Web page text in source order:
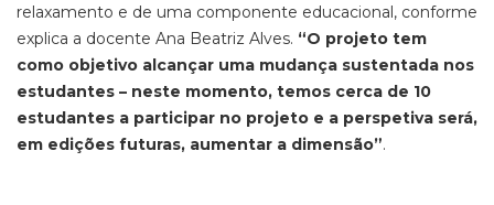
relaxamento e de uma componente educacional, conforme
explica a docente Ana Beatriz Alves. “O projeto tem
como objetivo alcançar uma mudança sustentada nos
estudantes – neste momento, temos cerca de 10
estudantes a participar no projeto e a perspetiva será,
em edições futuras, aumentar a dimensão”.